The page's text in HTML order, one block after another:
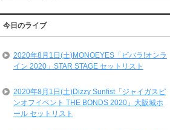
テ
ィ
ス
一
今日のライブ
2020年8月1日(土)MONOEYES「ビバラ!オンラ
イン 2020」STAR STAGE セットリスト
2020年8月1日(土)Dizzy Sunfist「ジャイガスピ
ンオフイベント THE BONDS 2020」大阪城ホ
ール セットリスト